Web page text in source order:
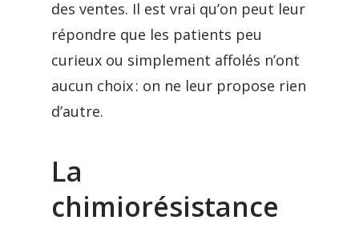
des ventes. Il est vrai qu’on peut leur
répondre que les patients peu
curieux ou simplement affolés n’ont
aucun choix : on ne leur propose rien
d’autre.
La
chimiorésistance